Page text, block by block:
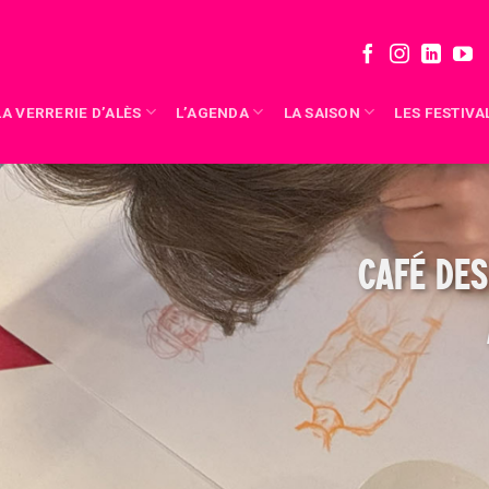
VERRERIE D’ALÈS L’AGENDA LA SAISON LES
CAFÉ